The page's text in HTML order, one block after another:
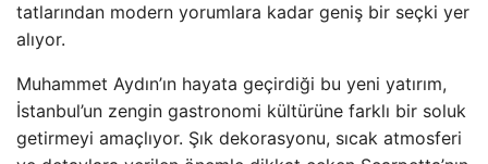
tatlarından modern yorumlara kadar geniş bir seçki yer
alıyor.
Muhammet Aydın’ın hayata geçirdiği bu yeni yatırım,
İstanbul’un zengin gastronomi kültürüne farklı bir soluk
getirmeyi amaçlıyor. Şık dekorasyonu, sıcak atmosferi